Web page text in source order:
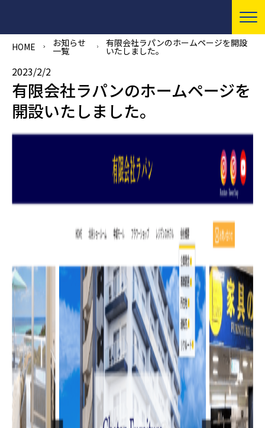
HOME お知らせ
一覧
有限会社ラパンのホームページを開設
いたしました。
2023/2/2
有限会社ラパンのホームページを
開設いたしました。